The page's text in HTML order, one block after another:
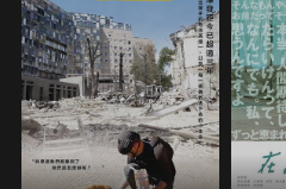
局？身邊的大人們又該如何回